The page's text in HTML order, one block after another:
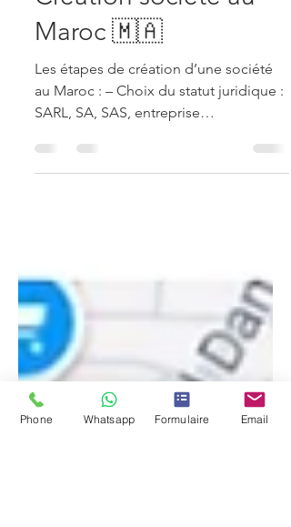
Expert-comptable au Maroc
22 avr. 2025
1 min de lecture
Création société au
Maroc 🇲🇦
Les étapes de création d’une société
au Maroc : – Choix du statut juridique :
Phone Whatsapp Formulaire Email